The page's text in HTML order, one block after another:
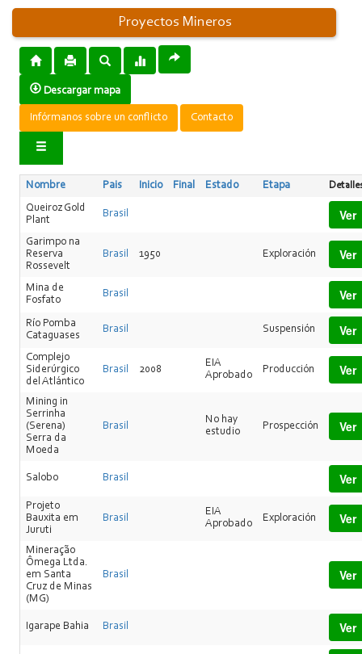
Proyectos Mineros
Descargar mapa
Infórmanos sobre un conflicto Contacto
Nombre Pais Inicio Final Estado Etapa
Queiroz Gold
Plant
Brasil Ver
Garimpo na
Reserva
Rossevelt
Brasil 1950 Exploración Ver
Mina de
Fosfato
Brasil Ver
Río Pomba
Cataguases
Brasil Suspensión Ver
Complejo
Siderúrgico
del Atlántico
Brasil 2008
EIA
Aprobado
Producción Ver
Mining in
Serrinha
(Serena)
Serra da
Moeda
Brasil
No hay
estudio
Prospección Ver
Salobo Brasil Ver
Projeto
Bauxita em
Juruti
Brasil
EIA
Aprobado
Exploración Ver
Mineração
Ômega Ltda.
em Santa
Cruz de Minas
(MG)
Brasil Ver
Igarape Bahia Brasil Ver